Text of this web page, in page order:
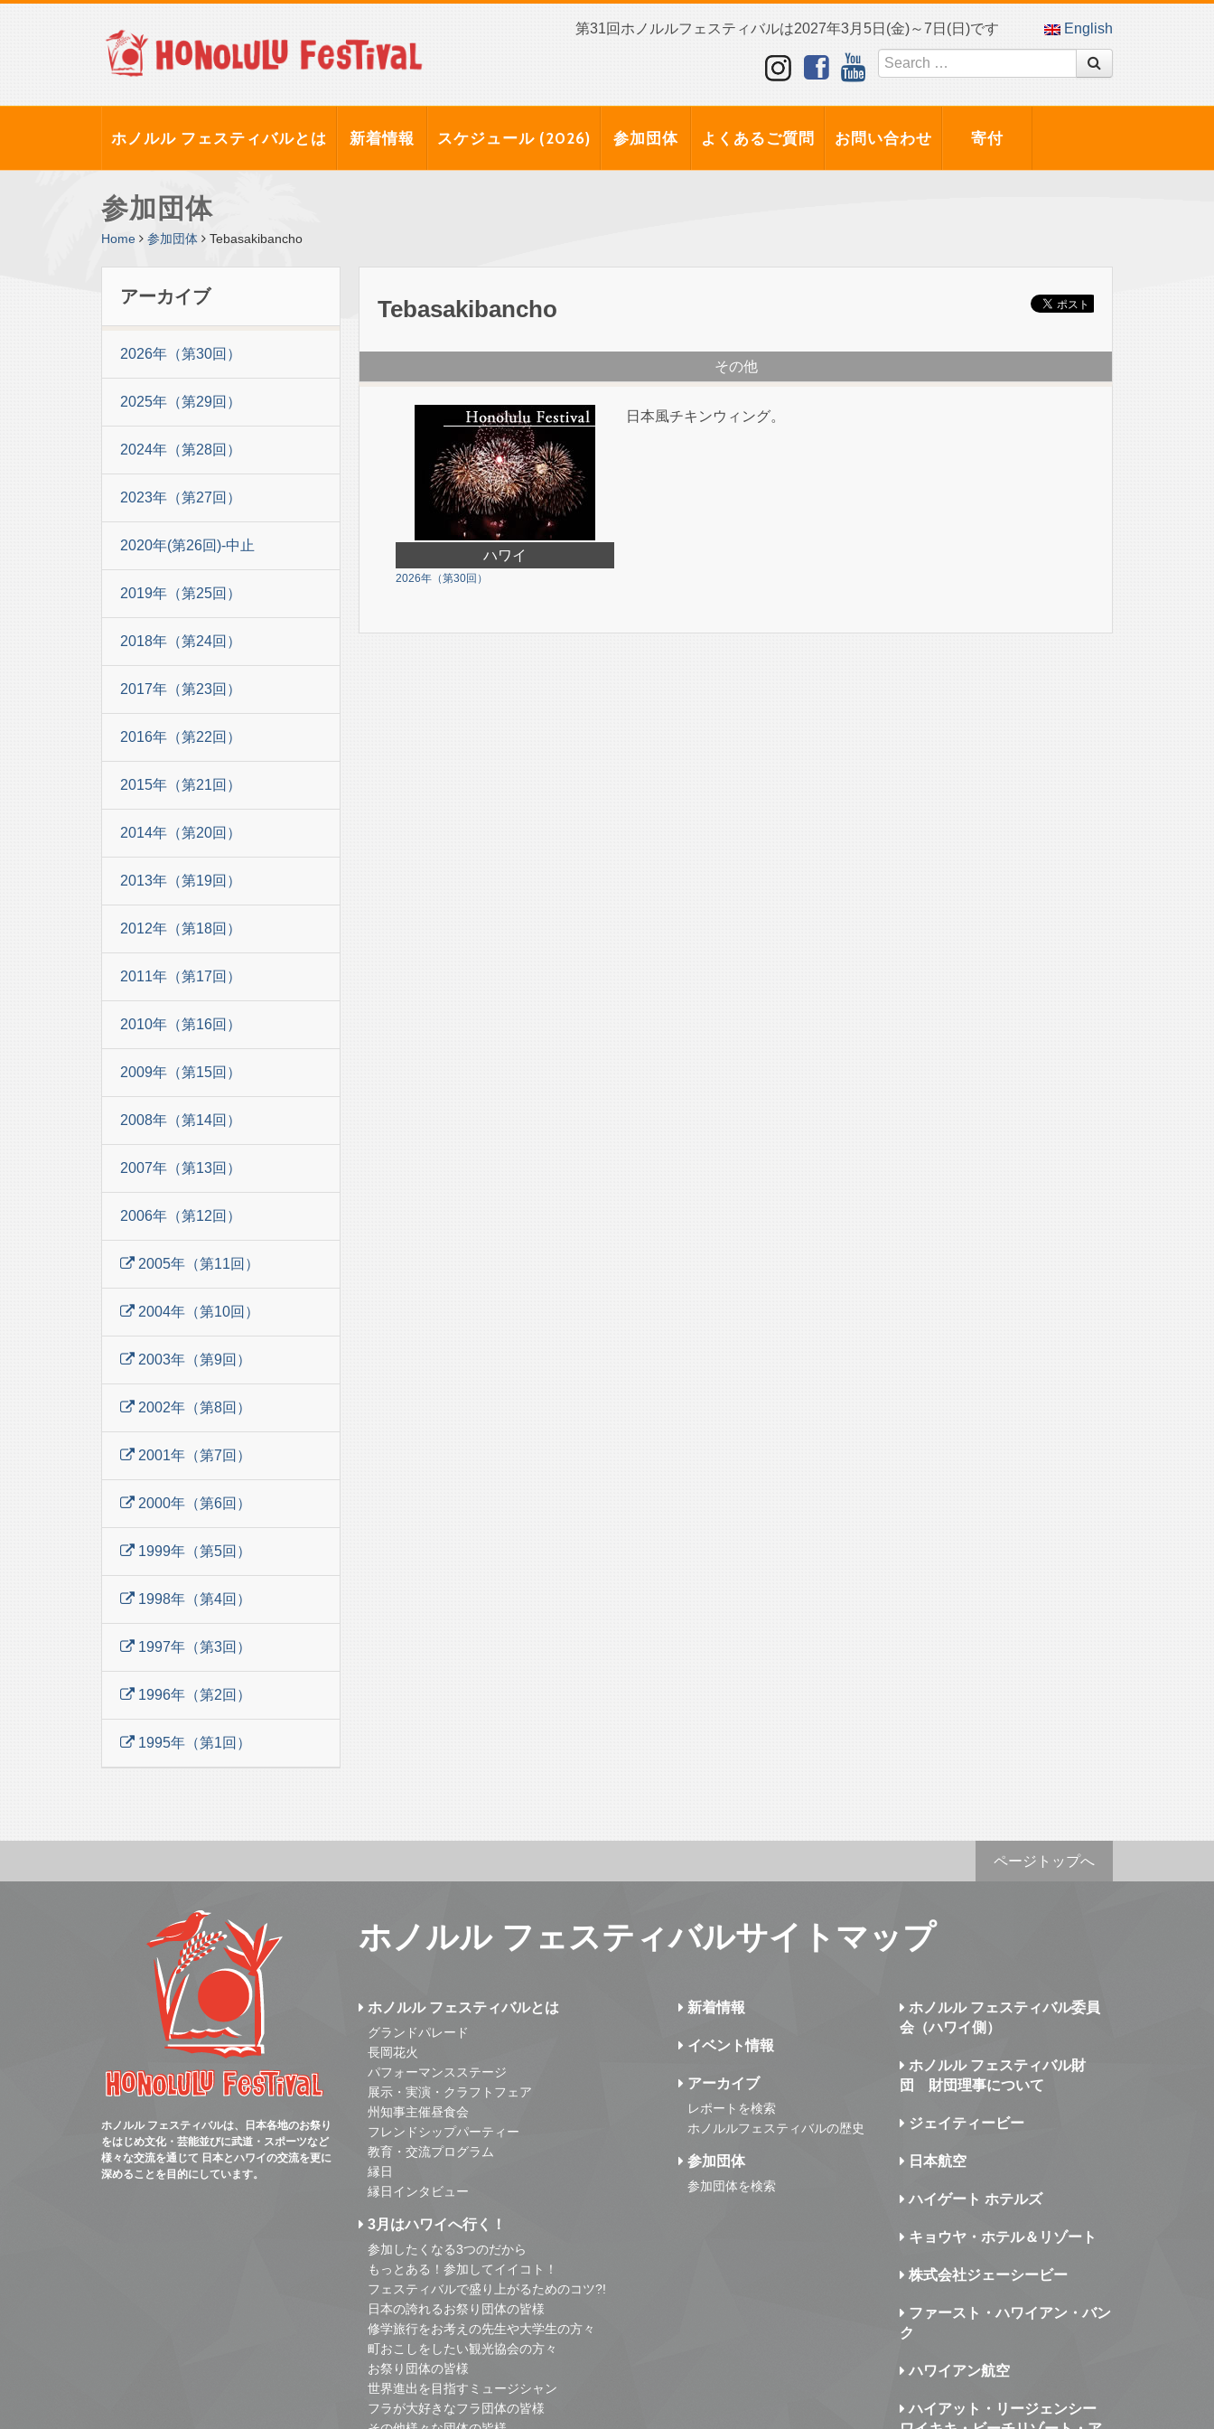
第31回ホノルルフェスティバルは2027年3月5日(金)～7日(日)です English
ホノルル フェスティバルとは 新着情報 スケジュール (2026) 参加団体 よくあるご質問 お問い合わせ 寄付
参加団体
Home 参加団体 Tebasakibancho
アーカイブ
2026年（第30回）
2025年（第29回）
2024年（第28回）
2023年（第27回）
2020年(第26回)-中止
2019年（第25回）
2018年（第24回）
2017年（第23回）
2016年（第22回）
2015年（第21回）
2014年（第20回）
2013年（第19回）
2012年（第18回）
2011年（第17回）
2010年（第16回）
2009年（第15回）
2008年（第14回）
2007年（第13回）
2006年（第12回）
2005年（第11回）
2004年（第10回）
2003年（第9回）
2002年（第8回）
2001年（第7回）
2000年（第6回）
1999年（第5回）
1998年（第4回）
1997年（第3回）
1996年（第2回）
1995年（第1回）
Tebasakibancho
その他
ハワイ
2026年（第30回）
日本風チキンウィング。
ページトップへ
ホノルル フェスティバルは、日本各地のお祭り
をはじめ文化・芸能並びに武道・スポーツなど
様々な交流を通じて 日本とハワイの交流を更に
深めることを目的にしています。
ホノルル フェスティバルサイトマップ
ホノルル フェスティバルとは
グランドパレード
長岡花火
パフォーマンスステージ
展示・実演・クラフトフェア
州知事主催昼食会
フレンドシップパーティー
教育・交流プログラム
縁日
縁日インタビュー
3月はハワイへ行く！
参加したくなる3つのだから
もっとある！参加してイイコト！
フェスティバルで盛り上がるためのコツ?!
日本の誇れるお祭り団体の皆様
修学旅行をお考えの先生や大学生の方々
町おこしをしたい観光協会の方々
お祭り団体の皆様
世界進出を目指すミュージシャン
フラが大好きなフラ団体の皆様
新着情報
イベント情報
アーカイブ
レポートを検索
ホノルルフェスティバルの歴史
参加団体
参加団体を検索
ホノルル フェスティバル委員
会（ハワイ側）
ホノルル フェスティバル財
団 財団理事について
ジェイティービー
日本航空
ハイゲート ホテルズ
キョウヤ・ホテル＆リゾート
株式会社ジェーシービー
ファースト・ハワイアン・バン
ク
ハワイアン航空
ハイアット・リージェンシー